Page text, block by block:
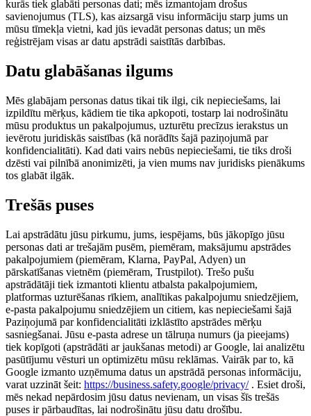
kurās tiek glabāti personas dati; mēs izmantojam drošus
savienojumus (TLS), kas aizsargā visu informāciju starp jums un
mūsu tīmekļa vietni, kad jūs ievadāt personas datus; un mēs
reģistrējam visas ar datu apstrādi saistītās darbības.
Datu glabāšanas ilgums
Mēs glabājam personas datus tikai tik ilgi, cik nepieciešams, lai
izpildītu mērķus, kādiem tie tika apkopoti, tostarp lai nodrošinātu
mūsu produktus un pakalpojumus, uzturētu precīzus ierakstus un
ievērotu juridiskās saistības (kā norādīts šajā paziņojumā par
konfidencialitāti). Kad dati vairs nebūs nepieciešami, tie tiks droši
dzēsti vai pilnībā anonimizēti, ja vien mums nav juridisks pienākums
tos glabāt ilgāk.
Trešās puses
Lai apstrādātu jūsu pirkumu, jums, iespējams, būs jākopīgo jūsu
personas dati ar trešajām pusēm, piemēram, maksājumu apstrādes
pakalpojumiem (piemēram, Klarna, PayPal, Adyen) un
pārskatīšanas vietnēm (piemēram, Trustpilot). Trešo pušu
apstrādātāji tiek izmantoti klientu atbalsta pakalpojumiem,
platformas uzturēšanas rīkiem, analītikas pakalpojumu sniedzējiem,
e-pasta pakalpojumu sniedzējiem un citiem, kas nepieciešami šajā
Paziņojumā par konfidencialitāti izklāstīto apstrādes mērķu
sasniegšanai. Jūsu e-pasta adrese un tālruņa numurs (ja pieejams)
tiek kopīgoti (apstrādāti ar jaukšanas metodi) ar Google, lai analizētu
pasūtījumu vēsturi un optimizētu mūsu reklāmas. Vairāk par to, kā
Google izmanto uzņēmuma datus un apstrādā personas informāciju,
varat uzzināt šeit: https://business.safety.google/privacy/. Esiet droši,
mēs nekad nepārdosim jūsu datus nevienam, un visas šīs trešās
puses ir pārbaudītas, lai nodrošinātu jūsu datu drošību.